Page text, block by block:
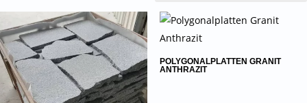
POLYGONALPLATTEN GRANIT
ANTHRAZIT